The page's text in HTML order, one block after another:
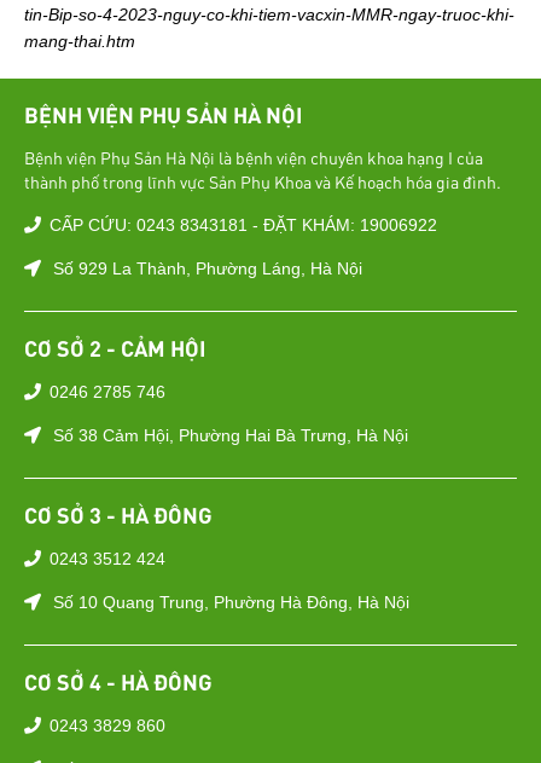
tin-Bip-so-4-2023-nguy-co-khi-tiem-vacxin-MMR-ngay-truoc-khi-
mang-thai.htm
BỆNH VIỆN PHỤ SẢN HÀ NỘI
Bệnh viện Phụ Sản Hà Nội là bệnh viện chuyên khoa hạng I của
thành phố trong lĩnh vực Sản Phụ Khoa và Kế hoạch hóa gia đình.
CẤP CỨU: 0243 8343181 - ĐẶT KHÁM: 19006922
Số 929 La Thành, Phường Láng, Hà Nội
CƠ SỞ 2 - CẢM HỘI
0246 2785 746
Số 38 Cảm Hội, Phường Hai Bà Trưng, Hà Nội
CƠ SỞ 3 - HÀ ĐÔNG
0243 3512 424
Số 10 Quang Trung, Phường Hà Đông, Hà Nội
CƠ SỞ 4 - HÀ ĐÔNG
0243 3829 860